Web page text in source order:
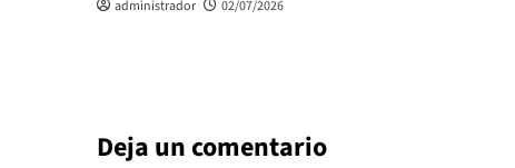
administrador 02/07/2026
Deja un comentario